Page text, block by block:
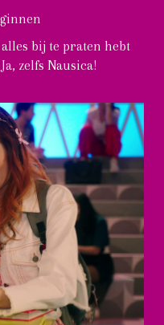
bij te praten hebt
zelfs Nausica!